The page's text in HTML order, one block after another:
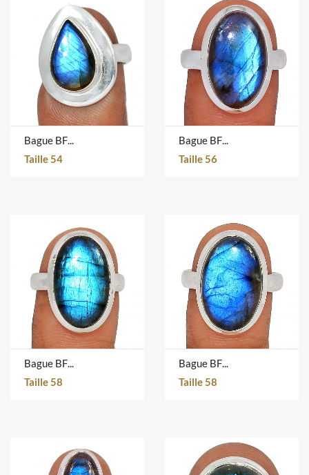
Bague BFLR1033
Taille 54
Bague BFLR4669
Taille 56
Bague BFLR4877D
Taille 58
Bague BFLR4867D
Taille 58